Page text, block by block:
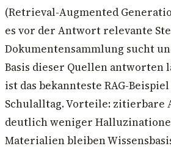
(Retrieval-Augmented
es vor der Antwort relevante
Dokumentensammlung sucht
Basis dieser Quellen antworten
ist das bekannteste RAG-
Schulalltag. Vorteile: zitierbare
deutlich weniger
Materialien bleiben